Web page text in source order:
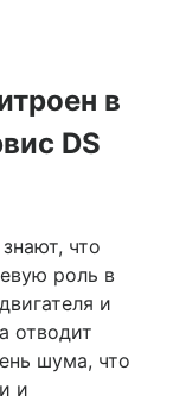
в
DS
что
роль в
и
отводит
шума, что
и